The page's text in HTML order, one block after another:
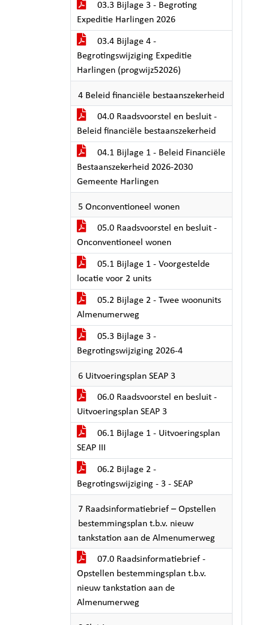
03.3 Bijlage 3 - Begroting
Expeditie Harlingen 2026
03.4 Bijlage 4 -
Begrotingswijziging Expeditie
Harlingen (progwijz52026)
4 Beleid financiële bestaanszekerheid
04.0 Raadsvoorstel en besluit -
Beleid financiële bestaanszekerheid
04.1 Bijlage 1 - Beleid Financiële
Bestaanszekerheid 2026-2030
Gemeente Harlingen
5 Onconventioneel wonen
05.0 Raadsvoorstel en besluit -
Onconventioneel wonen
05.1 Bijlage 1 - Voorgestelde
locatie voor 2 units
05.2 Bijlage 2 - Twee woonunits
Almenumerweg
05.3 Bijlage 3 -
Begrotingswijziging 2026-4
6 Uitvoeringsplan SEAP 3
06.0 Raadsvoorstel en besluit -
Uitvoeringsplan SEAP 3
06.1 Bijlage 1 - Uitvoeringsplan
SEAP III
06.2 Bijlage 2 -
Begrotingswijziging - 3 - SEAP
7 Raadsinformatiebrief – Opstellen
bestemmingsplan t.b.v. nieuw
tankstation aan de Almenumerweg
07.0 Raadsinformatiebrief -
Opstellen bestemmingsplan t.b.v.
nieuw tankstation aan de
Almenumerweg